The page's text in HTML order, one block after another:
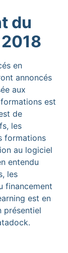
du
en
annoncés
aux
formations est
de
les
formations
au logiciel
entendu
les
financement
est en
présentiel